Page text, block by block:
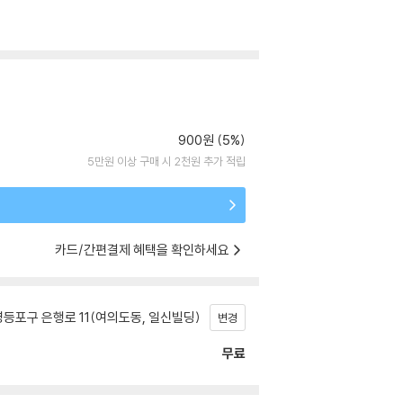
900원 (5%)
5만원 이상 구매 시 2천원 추가 적립
카드/간편결제 혜택을 확인하세요
포구 은행로 11(여의도동, 일신빌딩) 변경
무료